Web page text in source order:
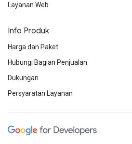
Layanan Web
Info Produk
Harga dan Paket
Hubungi Bagian Penjualan
Dukungan
Persyaratan Layanan